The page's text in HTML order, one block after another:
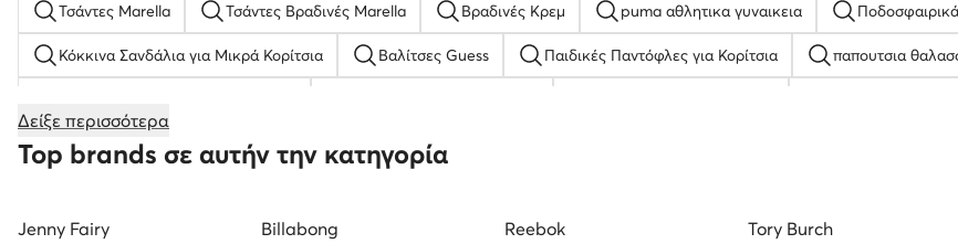
Τσάντες Marella Τσάντες Βραδινές Marella Βραδινές Κρεμ puma αθλητικα γυναικεια
Κόκκινα Σανδάλια για Μικρά Κορίτσια Βαλίτσες Guess Παιδικές Παντόφλες για Κορίτσια παπουτσια
Γυναικείες Σαγιονάρες
Λευκά Αθλητικά για Αγόρια Παιδικά Μποτάκια για Κορίτσια
Δείξε περισσότερα
Top brands σε αυτήν την κατηγορία
Jenny Fairy Billabong Reebok Tory Burch